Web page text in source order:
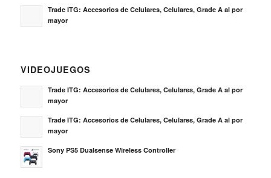
Trade ITG: Accesorios de Celulares, Celulares, Grade A al por
mayor
VIDEOJUEGOS
Trade ITG: Accesorios de Celulares, Celulares, Grade A al por
mayor
Trade ITG: Accesorios de Celulares, Celulares, Grade A al por
mayor
Sony PS5 Dualsense Wireless Controller